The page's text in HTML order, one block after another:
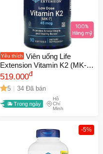
Yêu thích
Viên uống Life
Extension Vitamin K2 (MK-7)
45mcg 90 viên - Hỗ trợ
xương chắc khỏe và tim
mạch ổn định, turmeric bổ
sung bồi bổ sức khỏe
519.000đ
5 34 Đã bán
Trong ngày
Hồ
Chí
Minh
-5%